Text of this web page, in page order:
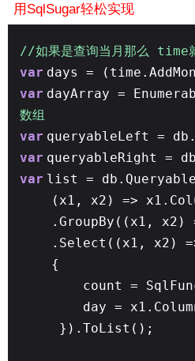
用SqlSugar轻松实现
//如果是查询当月那么 time
var days =
var dayArray =
数组
var queryableLeft =
var queryableRight =
var list =
(x1, x2) =>
.GroupBy((x1, x2)
.Select((x1, x2)
{
count =
day =
}).ToList();